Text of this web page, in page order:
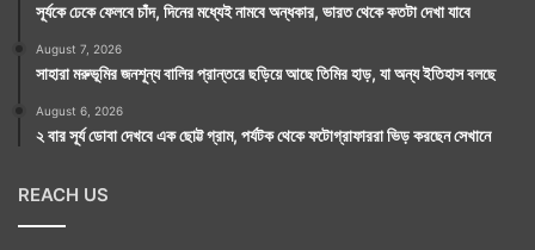
সূর্যকে ঢেকে ফেলবে চাঁদ, দিনের মধ্যেই নামবে অন্ধকার, ভারত থেকে কতটা দেখা যাবে
August 7, 2026
সাহারা মরুভূমির জনশূন্য বালির প্রান্তরে ছড়িয়ে আছে তিমির হাড়, যা অন্য ইতিহাস বলছে
August 6, 2026
২ বার সূর্য ডোবা দেখবে এক ছোট্ট গ্রাম, পর্যটক থেকে ফটোগ্রাফাররা ভিড় করছেন সেখানে
REACH US